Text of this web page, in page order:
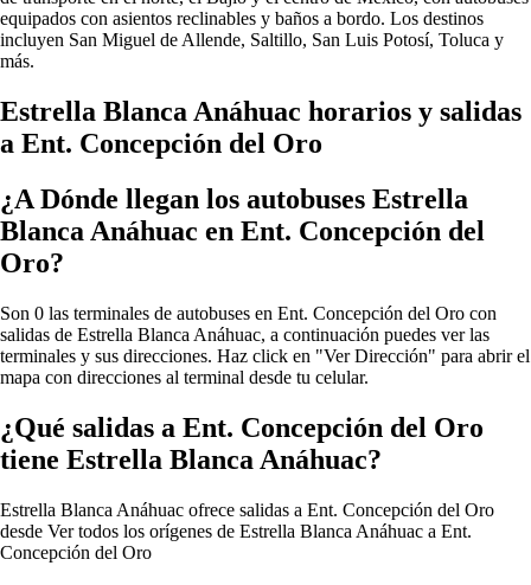
equipados con asientos reclinables y baños a bordo. Los destinos
incluyen San Miguel de Allende, Saltillo, San Luis Potosí, Toluca y
más.
Estrella Blanca Anáhuac horarios y salidas
a Ent. Concepción del Oro
¿A Dónde llegan los autobuses Estrella
Blanca Anáhuac en Ent. Concepción del
Oro?
Son 0 las terminales de autobuses en Ent. Concepción del Oro con
salidas de Estrella Blanca Anáhuac, a continuación puedes ver las
terminales y sus direcciones. Haz click en "Ver Dirección" para abrir el
mapa con direcciones al terminal desde tu celular.
¿Qué salidas a Ent. Concepción del Oro
tiene Estrella Blanca Anáhuac?
Estrella Blanca Anáhuac ofrece salidas a Ent. Concepción del Oro
desde Ver todos los orígenes de Estrella Blanca Anáhuac a Ent.
Concepción del Oro